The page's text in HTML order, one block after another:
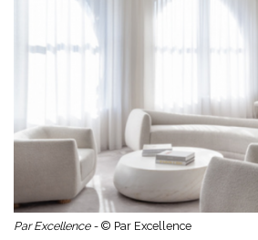
Par Excellence - © Par Excellence